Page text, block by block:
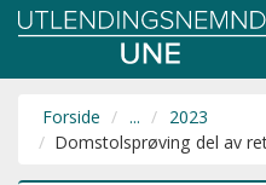
Utlendingsnemnda
Forside ...
2023
Domstolsprøving del av